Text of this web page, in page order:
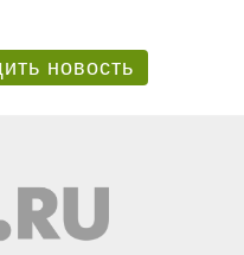
новость